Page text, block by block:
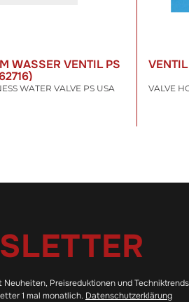
WASSER VENTIL PS
WATER VALVE PS USA
VALVE
Preisreduktionen und
1 mal monatlich. Datenschutzerklärung